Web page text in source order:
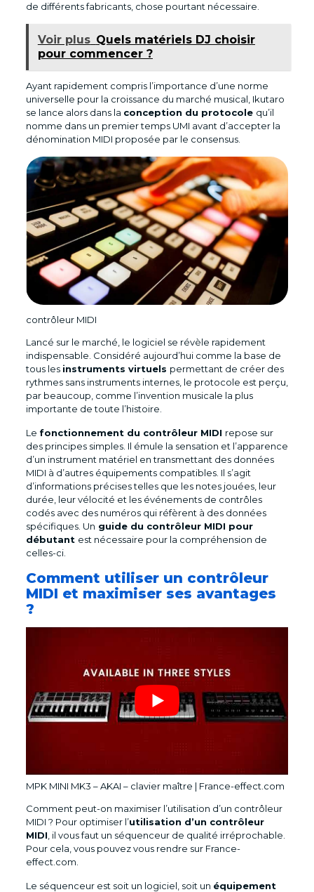
de différents fabricants, chose pourtant nécessaire.
Voir plus Quels matériels DJ choisir
pour commencer ?
Ayant rapidement compris l’importance d’une norme
universelle pour la croissance du marché musical, Ikutaro
se lance alors dans la conception du protocole qu’il
nomme dans un premier temps UMI avant d’accepter la
dénomination MIDI proposée par le consensus.
contrôleur MIDI
Lancé sur le marché, le logiciel se révèle rapidement
indispensable. Considéré aujourd’hui comme la base de
tous les instruments virtuels permettant de créer des
rythmes sans instruments internes, le protocole est perçu,
par beaucoup, comme l’invention musicale la plus
importante de toute l’histoire.
Le fonctionnement du contrôleur MIDI repose sur
des principes simples. Il émule la sensation et l’apparence
d’un instrument matériel en transmettant des données
MIDI à d’autres équipements compatibles. Il s’agit
d’informations précises telles que les notes jouées, leur
durée, leur vélocité et les événements de contrôles
codés avec des numéros qui réfèrent à des données
spécifiques. Un guide du contrôleur MIDI pour
débutant est nécessaire pour la compréhension de
celles-ci.
Comment utiliser un contrôleur
MIDI et maximiser ses avantages
?
MPK MINI MK3 – AKAI – clavier maître | France-effect.com
Comment peut-on maximiser l’utilisation d’un contrôleur
MIDI ? Pour optimiser l’utilisation d’un contrôleur
MIDI , il vous faut un séquenceur de qualité irréprochable.
Pour cela, vous pouvez vous rendre sur France-
effect.com.
Le séquenceur est soit un logiciel, soit un équipement